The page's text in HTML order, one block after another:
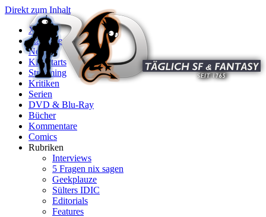
Direkt zum Inhalt
X
Startseite
News
Kinostarts
Streaming
Kritiken
Serien
DVD & Blu-Ray
Bücher
Kommentare
Comics
Rubriken
Interviews
5 Fragen nix sagen
Geekplauze
Sülters IDIC
Editorials
Features